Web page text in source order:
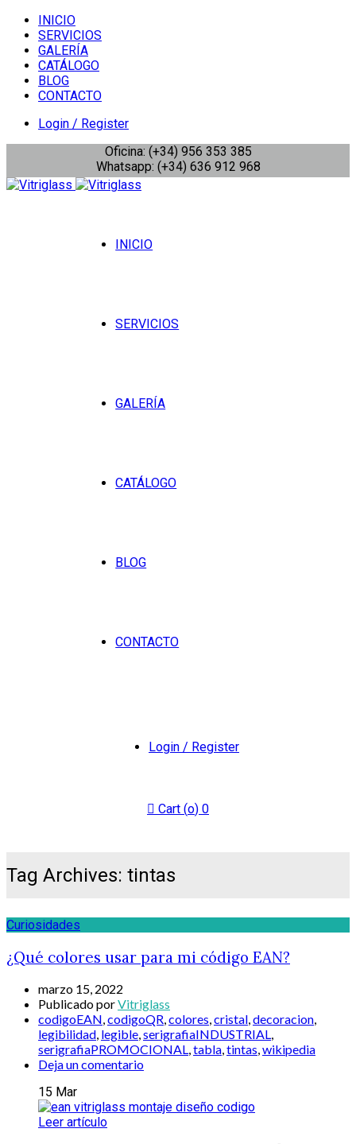
INICIO
SERVICIOS
GALERÍA
CATÁLOGO
BLOG
CONTACTO
Login / Register
Oficina: (+34) 956 353 385
Whatsapp: (+34) 636 912 968
INICIO
SERVICIOS
GALERÍA
CATÁLOGO
BLOG
CONTACTO
Login / Register
Cart (o) 0
Tag Archives: tintas
Curiosidades
¿Qué colores usar para mi código EAN?
marzo 15, 2022
Publicado porVitriglass
codigoEAN,codigoQR,colores,cristal,decoracion,
legibilidad, legible,serigrafiaINDUSTRIAL,
serigrafiaPROMOCIONAL,tabla,tintas,wikipedia
Deja un comentario
15 Mar
Leer artículo